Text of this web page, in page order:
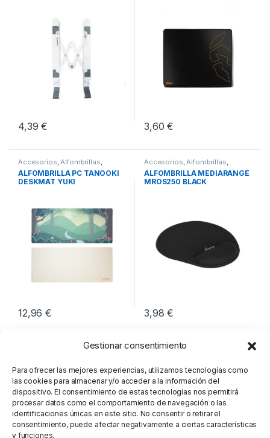
Gestionar consentimiento
Para ofrecer las mejores experiencias, utilizamos tecnologías como
las cookies para almacenar y/o acceder a la información del
dispositivo. El consentimiento de estas tecnologías nos permitirá
procesar datos como el comportamiento de navegación o las
identificaciones únicas en este sitio. No consentir o retirar el
consentimiento, puede afectar negativamente a ciertas características
y funciones.
4,39€ 3,60€
Accesorios,Alfombrillas,
Periféricos
ALFOMBRILLA PC TANOOKI
DESKMAT YUKI
12,96€
Accesorios,Alfombrillas,
Periféricos
ALFOMBRILLA MEDIARANGE
MROS250 BLACK
3,98€